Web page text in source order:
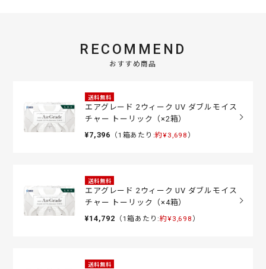
RECOMMEND
おすすめ商品
送料無料
エアグレード 2ウィーク UV ダブルモイス
チャー トーリック（×2箱）
¥7,396 （1箱あたり:約¥3,698 ）
送料無料
エアグレード 2ウィーク UV ダブルモイス
チャー トーリック（×4箱）
¥14,792 （1箱あたり:約¥3,698 ）
送料無料